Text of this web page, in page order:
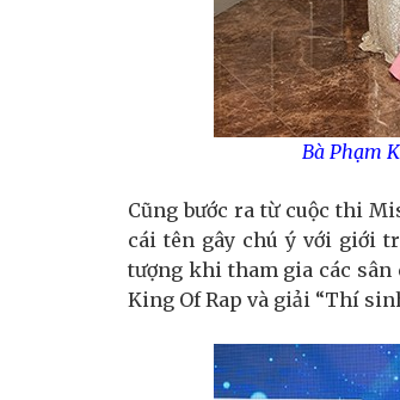
Bà Phạm
Cũng bước ra từ cuộc thi
cái tên gây chú ý với giới
tượng khi tham gia các sân
King Of Rap và giải “Thí